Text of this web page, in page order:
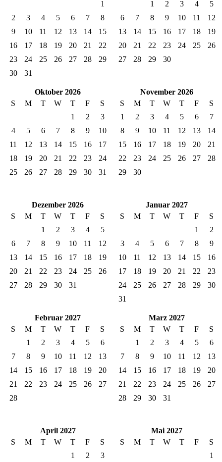
1
2
3 4 5 6 7
8
9
10 11 12 13 14
15
16
17 18 19 20 21
22
23
24 25 26 27 28
29
30
31
1
2 3 4
5
6
7 8 9 10 11
12
13
14 15 16 17 18
19
20
21 22 23 24 25
26
27
28 29 30
Oktober 2026
S
M T W T F
S
1
2
3
4
5 6 7 8 9
10
11
12 13 14 15 16
17
18
19 20 21 22 23
24
25
26 27 28 29 30 31
November 2026
S
M T W T F
S
1
2 3 4 5 6
7
8
9 10 11 12 13
14
15
16 17 18 19 20
21
22
23 24 25 26 27
28
29
30
Dezember 2026
S
M T W T F
S
1
2 3 4
5
6
7 8 9 10 11
12
13
14 15 16 17 18
19
20
21 22 23 24 25
26
27
28 29 30 31
Januar 2027
S
M T W T F
S
1
2
3
4 5 6 7 8
9
10
11 12 13 14 15
16
17
18 19 20 21 22
23
24
25 26 27 28 29
30
31
Februar 2027
S
M T W T F
S
1
2 3 4 5
6
7
8 9 10 11 12
13
14
15 16 17 18 19
20
21
22 23 24 25 26
27
28
Marz 2027
S
M T W T F
S
1
2 3 4 5
6
7
8 9 10 11 12
13
14
15 16 17 18 19
20
21
22 23 24 25 26
27
28
29 30 31
April 2027
S
M T W T F
S
1
2
3
Mai 2027
S
M T W T F
S
1